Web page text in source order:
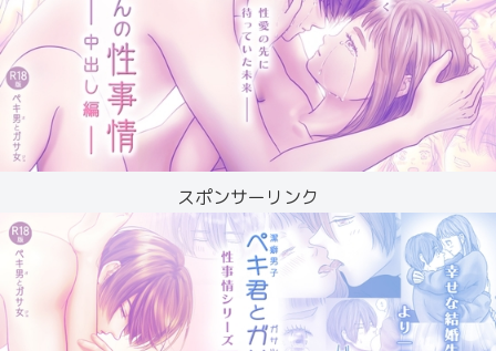
スポンサーリンク